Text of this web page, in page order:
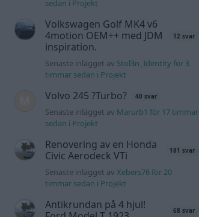
sedan i Projekt
Volkswagen Golf MK4 v6
4motion OEM++ med JDM
inspiration.
12 svar
Senaste inlägget av Stol3n_Identity för 3
timmar sedan i Projekt
Volvo 245 ?Turbo? 40 svar
Senaste inlägget av Marurb1 för 17 timmar
sedan i Projekt
Renovering av en Honda
Civic Aerodeck VTi
181 svar
Senaste inlägget av Xebers76 för 20
timmar sedan i Projekt
Antikrundan på 4 hjul!
68 svar